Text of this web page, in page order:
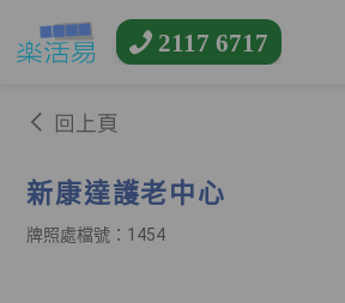
2117 6717
回上頁
新康達護老中心
牌照處檔號：1454